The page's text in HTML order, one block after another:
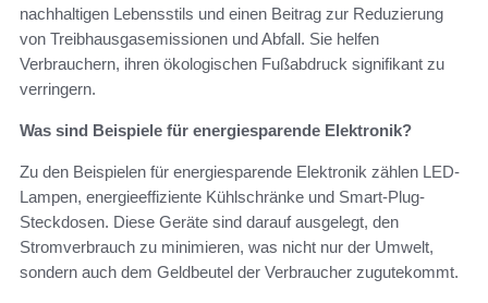
nachhaltigen Lebensstils und einen Beitrag zur Reduzierung
von Treibhausgasemissionen und Abfall. Sie helfen
Verbrauchern, ihren ökologischen Fußabdruck signifikant zu
verringern.
Was sind Beispiele für energiesparende Elektronik?
Zu den Beispielen für energiesparende Elektronik zählen LED-
Lampen, energieeffiziente Kühlschränke und Smart-Plug-
Steckdosen. Diese Geräte sind darauf ausgelegt, den
Stromverbrauch zu minimieren, was nicht nur der Umwelt,
sondern auch dem Geldbeutel der Verbraucher zugutekommt.